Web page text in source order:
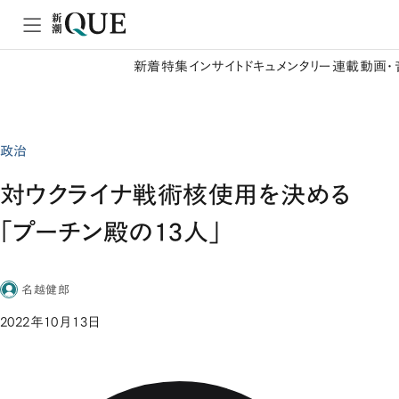
新着特集 インサイト ドキュメンタリー 連載動画
政治
対ウクライナ戦術核使用を決める
「プーチン殿の13人」
名越健郎
2022年10月13日